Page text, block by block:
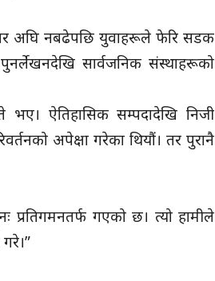
अघि नबढेपछि युवाहरूले फेरि सडक
सार्वजनिक संस्थाहरूको
भए। ऐतिहासिक सम्पदादेखि निजी
अपेक्षा गरेका थियौं। तर पुरानै
प्रतिगमनतर्फ गएको छ। त्यो हामीले